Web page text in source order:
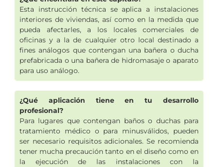
Esta instrucción técnica se aplica a instalaciones
interiores de viviendas, así como en la medida que
pueda afectarles, a los locales comerciales de
oficinas y a la de cualquier otro local destinado a
fines análogos que contengan una bañera o ducha
prefabricada o una bañera de hidromasaje o aparato
para uso análogo.
¿Qué aplicación tiene en tu desarrollo
profesional?
Para lugares que contengan baños o duchas para
tratamiento médico o para minusválidos, pueden
ser necesario requisitos adicionales. Se recomienda
tener mucha precaución tanto en el diseño como en
la ejecución de las instalaciones con la